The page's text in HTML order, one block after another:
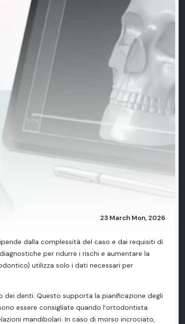
23 March Mon, 2026
dalla complessità del caso e dai requisiti di
per ridurre i rischi e aumentare la
utilizza solo i dati necessari per
denti. Questo supporta la pianificazione degli
essere consigliate quando l’ortodontista
mandibolari. In caso di morso incrociato,